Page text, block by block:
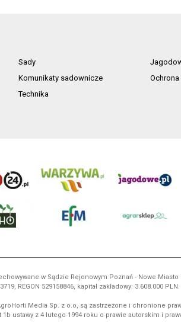
Sady
Komunikaty sadownicze
Ochrona
Technika
w Sądzie Rejonowym Poznań - Nowe
REGON 529158846, kapitał zakładowy: 3.608.000 PLN.
Media Sp. z o.o, są zastrzeżone i chronione
1b ustawy z 4 lutego 1994 roku o prawie autorskim i